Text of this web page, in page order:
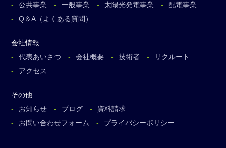
公共事業
一般事業 太陽光発電事業
配電事業
Q＆A（よくある質問）
会社情報
代表あいさつ
会社概要 技術者
リクルート
アクセス
その他
お知らせ
ブログ
資料請求
お問い合わせフォーム
プライバシーポリシー